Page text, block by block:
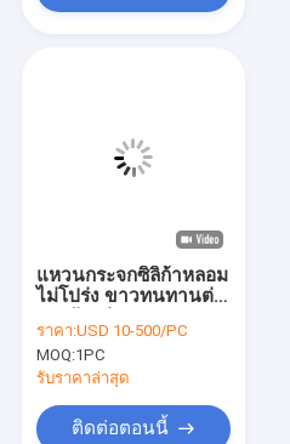
การควบคุมคุณภาพ
แก้วควอตซ์ออปติคอล
เครื่องจักรกลแก้วควอตซ์
แหวนกระจกซิลิก้าหลอม
ไม่โปร่ง ขาวทนทานต่อ
500mm
ราคา:USD 10-500/PC
MOQ:1PC
รับราคาล่าสุด
ติดต่อตอนนี้